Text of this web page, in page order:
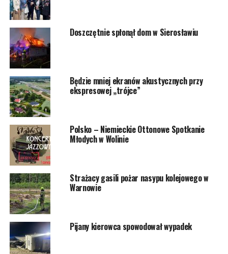
Doszczętnie spłonął dom w Sierosławiu
Będzie mniej ekranów akustycznych przy
ekspresowej „trójce”
Polsko – Niemieckie Ottonowe Spotkanie
Młodych w Wolinie
Strażacy gasili pożar nasypu kolejowego w
Warnowie
Pijany kierowca spowodował wypadek